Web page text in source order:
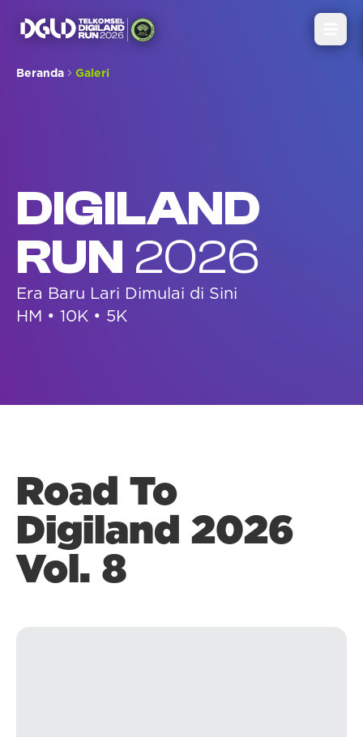
Beranda Galeri
DIGILAND
RUN 2026
Era Baru Lari Dimulai di Sini
HM • 10K • 5K
Road To
Digiland 2026
Vol. 8